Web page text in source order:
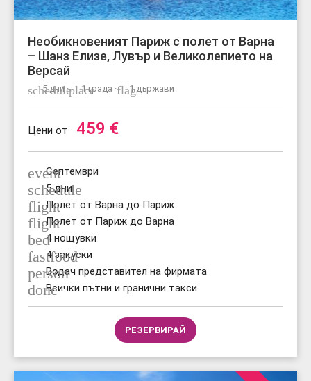
Необикновеният Париж с полет от Варна
– Шанз Елизе, Лувър и Великолепието на
Версай
schedule
5 дни ·place1 града ·flag1 държави
Цени от 459 €
event
Септември
schedule
5 дни
flightПолет от Варна до Париж
flightПолет от Париж до Варна
bed4 нощувки
fastfood
4 закуски
person
Водач представител на фирмата
doneВсички пътни и гранични такси
РЕЗЕРВИРАЙ